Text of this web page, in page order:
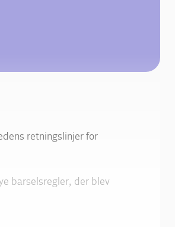
retningslinjer for
barselsregler, der blev